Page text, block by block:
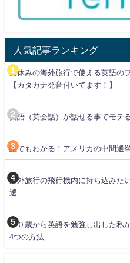
人気記事ランキング
夏休みの海外旅行で使える英語の
【カタカナ発音付いてます！】
英語（英会話）が話せる事でモテ
誰でもわかる！アメリカの中間選
海外旅行の飛行機内に持ち込みた
選
３０歳から英語を勉強し出した私
4つの方法